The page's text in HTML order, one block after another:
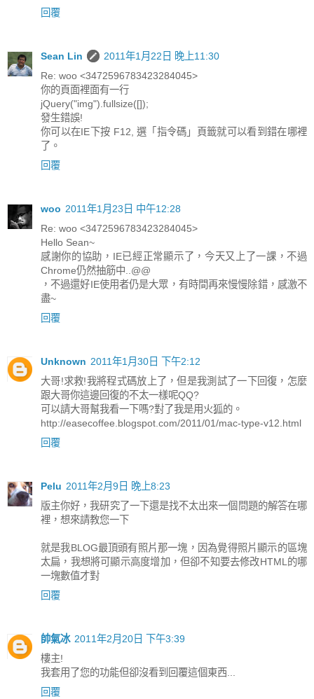
回覆
Sean Lin
2011年1月22日 晚上11:30
Re: woo <3472596783423284045>
你的頁面裡面有一行
jQuery("img").fullsize([]);
發生錯誤!
你可以在IE下按 F12, 選「指令碼」頁籤就可以看到錯在哪裡
了。
回覆
woo 2011年1月23日 中午12:28
Re: woo <3472596783423284045>
Hello Sean~
感謝你的協助，IE已經正常顯示了，今天又上了一課，不過
Chrome仍然抽筋中..@@
，不過還好IE使用者仍是大眾，有時間再來慢慢除錯，感激不
盡~
回覆
Unknown 2011年1月30日 下午2:12
大哥!求救!我將程式碼放上了，但是我測試了一下回復，怎麼
跟大哥你這邊回復的不太一樣呢QQ?
可以請大哥幫我看一下嗎?對了我是用火狐的。
http://easecoffee.blogspot.com/2011/01/mac-type-v12.html
回覆
Pelu 2011年2月9日 晚上8:23
版主你好，我研究了一下還是找不太出來一個問題的解答在哪
裡，想來請教您一下
就是我BLOG最頂頭有照片那一塊，因為覺得照片顯示的區塊
太扁，我想將可顯示高度增加，但卻不知要去修改HTML的哪
一塊數值才對
回覆
帥氣冰 2011年2月20日 下午3:39
樓主!
我套用了您的功能但卻沒看到回覆這個東西...
回覆